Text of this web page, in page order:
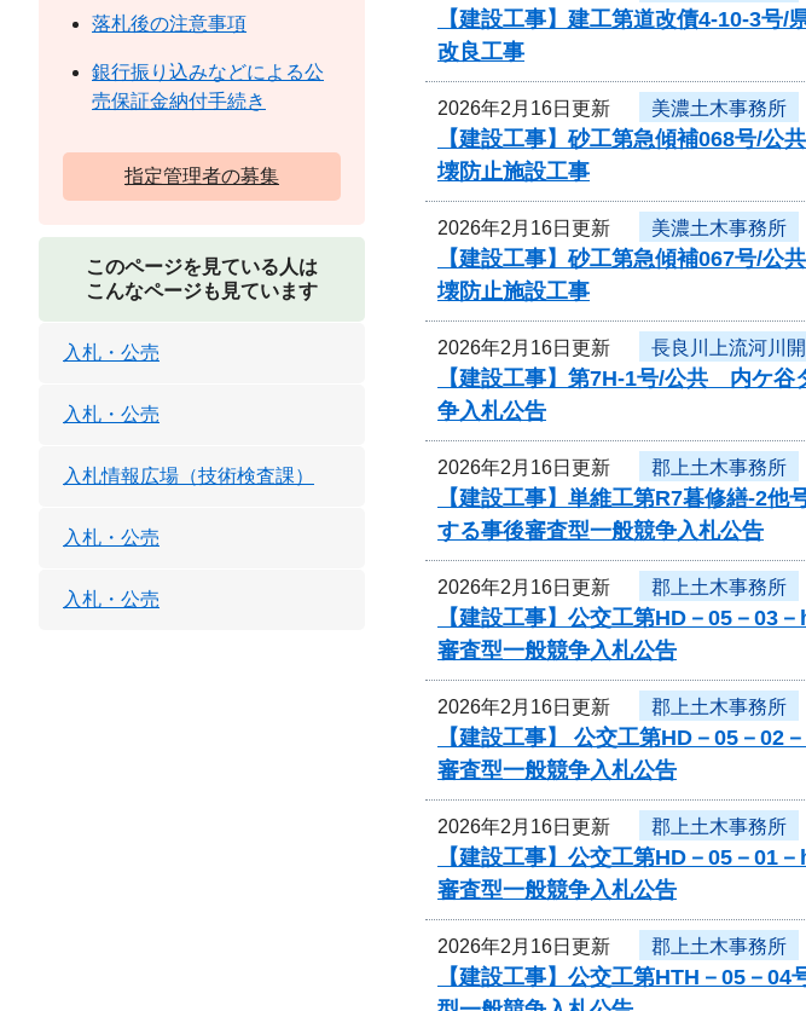
【建設工事】建工第道改債4-10-3
改良工事
2026年2月16日更新 美濃土木事務所
【建設工事】砂工第急傾補068号/
壊防止施設工事
2026年2月16日更新 美濃土木事務所
【建設工事】砂工第急傾補067号/
壊防止施設工事
2026年2月16日更新 長良川上流河川
【建設工事】第7H-1号/公共 内ケ谷
争入札公告
2026年2月16日更新 郡上土木事務所
【建設工事】単維工第R7暮修繕-2
する事後審査型一般競争入札公告
2026年2月16日更新 郡上土木事務所
【建設工事】公交工第HD－05－03
審査型一般競争入札公告
2026年2月16日更新 郡上土木事務所
【建設工事】 公交工第HD－05－
審査型一般競争入札公告
2026年2月16日更新 郡上土木事務所
【建設工事】公交工第HD－05－01
審査型一般競争入札公告
2026年2月16日更新 郡上土木事務所
【建設工事】公交工第HTH－05－
落札後の注意事項
銀行振り込みなどによる公
売保証金納付手続き
指定管理者の募集
このページを見ている人は
こんなページも見ています
入札・公売
入札・公売
入札情報広場（技術検査課）
入札・公売
入札・公売